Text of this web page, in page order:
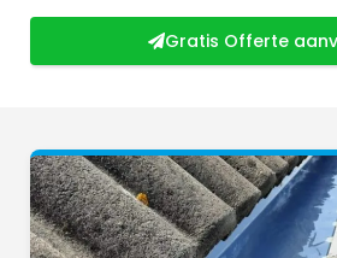
Gratis Offerte